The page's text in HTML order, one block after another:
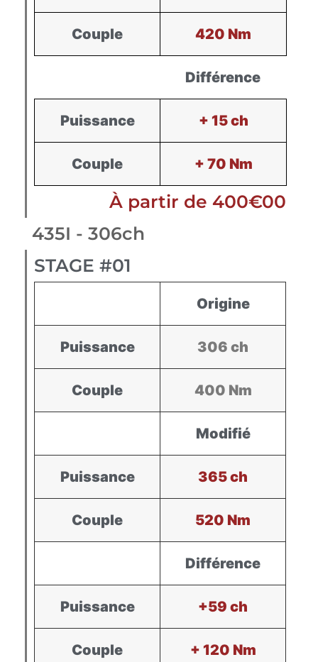
Couple 420 Nm
Différence
Puissance + 15 ch
Couple + 70 Nm
À partir de 400€00
435I - 306ch
STAGE #01
Origine
Puissance 306 ch
Couple 400 Nm
Modifié
Puissance 365 ch
Couple 520 Nm
Différence
Puissance +59 ch
Couple + 120 Nm